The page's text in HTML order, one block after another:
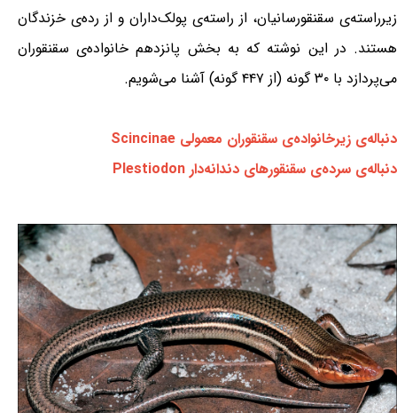
زیرراسته‌ی سقنقورسانیان، از راسته‌ی پولک‌داران و از رده‌ی خزندگان
هستند. در این نوشته که به بخش پانزدهم خانواده‌ی سقنقوران
می‌پردازد با ۳۰ گونه (از ۴۴۷ گونه) آشنا می‌شویم.
دنباله‌ی زیرخانواده‌ی سقنقوران معمولی Scincinae
دنباله‌ی سرده‌ی سقنقورهای دندانه‌دار Plestiodon